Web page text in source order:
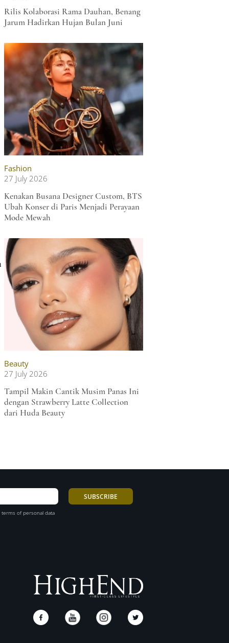
Rilis Kolaborasi Rama Dauhan, Benang
Jarum Hadirkan Hujan Bulan Juni
Fashion
27 July 2026
Kenakan Busana Designer Custom, BTS
Ubah Konser di Paris Menjadi Perayaan
Mode Mewah
Beauty
27 July 2026
Tampil Makin Cantik Musim Panas Ini
dengan Strawberry Latte Collection
dari Huda Beauty
of personal data